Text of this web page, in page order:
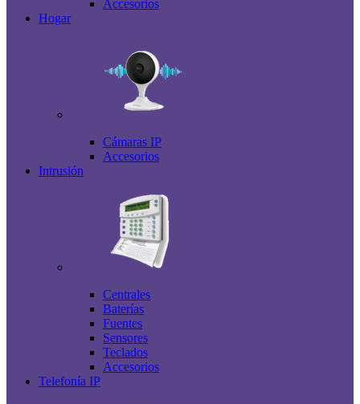
Accesorios
Hogar
Cámaras IP
Accesorios
Intrusión
Centrales
Baterías
Fuentes
Sensores
Teclados
Accesorios
Telefonía IP